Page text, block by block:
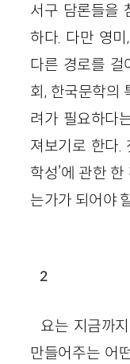
서구 담론들을
하다. 다만 영
다른 경로를 걸
회, 한국문학의
려가 필요하다
져보기로 한다.
학성’에 관한
는가가 되어야
2
요는 지금까
만들어주는 어